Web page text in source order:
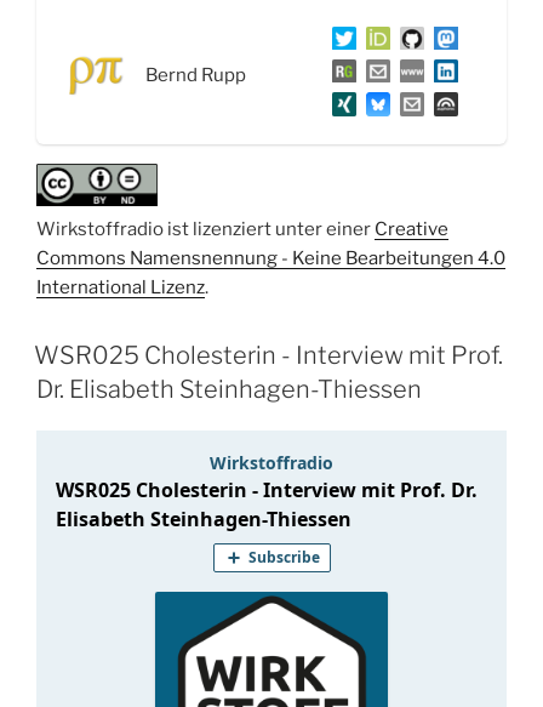
darüber
gesprochen
Bernd Rupp
Wirkstoffradio ist lizenziert unter einer Creative
Commons Namensnennung - Keine Bearbeitungen 4.0
International Lizenz.
WSR025 Cholesterin - Interview mit Prof.
Dr. Elisabeth Steinhagen-Thiessen